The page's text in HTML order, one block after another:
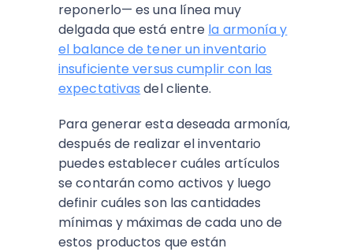
reponerlo— es una línea muy
delgada que está entre la armonía y
el balance de tener un inventario
insuficiente versus cumplir con las
expectativas del cliente.
Para generar esta deseada armonía,
después de realizar el inventario
puedes establecer cuáles artículos
se contarán como activos y luego
definir cuáles son las cantidades
mínimas y máximas de cada uno de
estos productos que están